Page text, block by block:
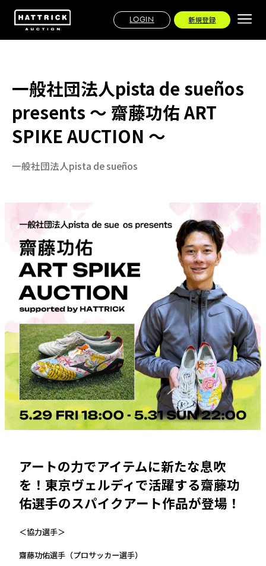
LOGIN 新規登録
一般社団法人pista de sueños
presents ～ 齋藤功佑 ART
SPIKE AUCTION ～
一般社団法人pista de sueños
アートの力でアイテムに新たな息吹
を！東京ヴェルディで活躍する齋藤功
佑選手のスパイクアート作品が登場！
＜協力選手＞
齋藤功佑選手（プロサッカー選手）